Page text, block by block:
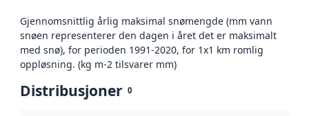
Gjennomsnittlig årlig maksimal snømengde (mm vann
snøen representerer den dagen i året det er maksimalt
med snø), for perioden 1991-2020, for 1x1 km romlig
oppløsning. (kg m-2 tilsvarer mm)
Distribusjoner 0